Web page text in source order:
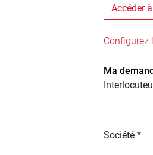
Accéder
Configurez
Ma
Société *